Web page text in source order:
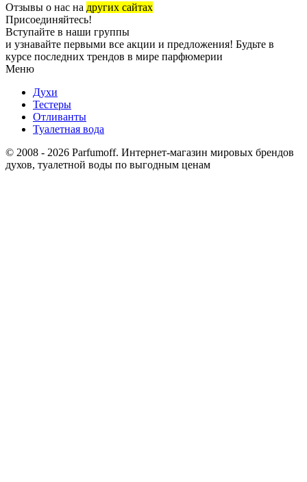
Отзывы о нас на других сайтах
Присоединяйтесь!
Вступайте в наши группы
и узнавайте первыми все акции и предложения! Будьте в
курсе последних трендов в мире парфюмерии
Меню
Духи
Тестеры
Отливанты
Туалетная вода
© 2008 - 2026 Parfumoff. Интернет-магазин мировых брендов
духов, туалетной воды по выгодным ценам